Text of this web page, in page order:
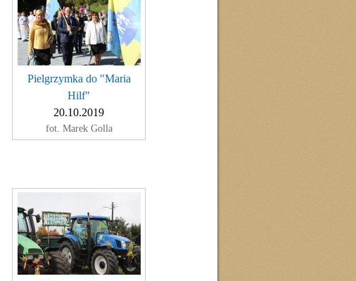
Pielgrzymka do "Maria
Hilf"
20.10.2019
fot. Marek Golla